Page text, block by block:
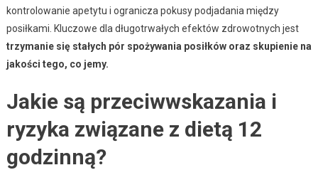
kontrolowanie apetytu i ogranicza pokusy podjadania między
posiłkami. Kluczowe dla długotrwałych efektów zdrowotnych jest
trzymanie się stałych pór spożywania posiłków oraz skupienie na
jakości tego, co jemy.
Jakie są przeciwwskazania i
ryzyka związane z dietą 12
godzinną?